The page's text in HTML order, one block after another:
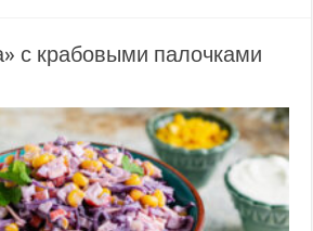
с крабовыми палочками